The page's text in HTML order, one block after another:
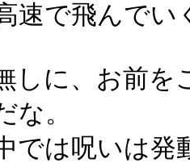
速で飛んでい
しに、お前
。
では呪いは発